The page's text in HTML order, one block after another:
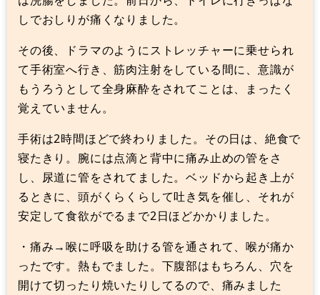
しでおしりが痛くなりました。
その後、ドラマのようにストレッチャーに乗せられ
て手術室へ行き、筋肉注射をしている間に、意識が
もうろうとして全身麻酔をされてことは、まったく
覚えていません。
手術は2時間ほどで終わりました。その日は、絶食で
寝たきり。腕には点滴と背中に痛み止めの管をさ
し、尿道に管をされてました。ベッドから起き上が
るときに、頭がくらくらして吐き気を催し、それが
安定して食欲がでるまで2日ほどかかりました。
・痛み→喉に呼吸を助ける管を通されて、喉が痛か
ったです。熱もでました。下腹部はもちろん、穴を
開けて切ったり焼いたりしてるので、痛みました